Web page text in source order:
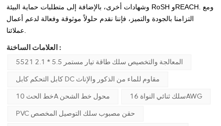
وشهادات أخرى، بالإضافة إلى متطلبات حماية البيئة RoSH وREACH. ومع
التزامنا بالجودة والتميز، فإننا نقدم حلولاً موثوقة وفعالة لدعم أعمال
العلامات الساخنة :
5521 المعالجة والتخصيص سلك طاقة تيار مستمر 5.5 * 2.1
كابل التحكم كابل DC مقاوم للماء من الذكور والإناث
خط الحث 10A محول خط الشحن سلك ثنائي النواة 16AWG
PVC حقن مصبوب سلك التوصيل المخصص